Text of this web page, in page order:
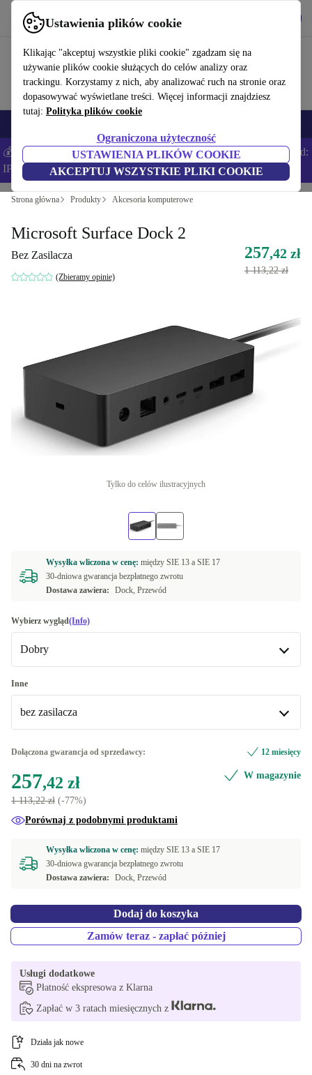
Ustawienia plików cookie
Klikając "akceptuj wszystkie pliki cookie" zgadzam się na
używanie plików cookie służących do celów analizy oraz
trackingu. Korzystamy z nich, aby analizować ruch na stronie oraz
dopasowywać wyświetlane treści. Więcej informacji znajdziesz
tutaj: Polityka plików cookie
Ograniczona użyteczność
USTAWIENIA PLIKÓW COOKIE
AKCEPTUJ WSZYSTKIE PLIKI COOKIE
Korzystaj z refurbed szybko i łatwo
💰Zaoszczędź DODATKOWE 5% na wszystkich iPhone’ach – Kod:
IPHONEDEAL –Regulamin
Strona główna Produkty Akcesoria komputerowe
Microsoft Surface Dock 2
Bez Zasilacza
(Zbieramy opinie)
257,42 zł
1 113,22 zł
Tylko do celów ilustracyjnych
Wysyłka wliczona w cenę: między SIE 13 a SIE 17
30-dniowa gwarancja bezpłatnego zwrotu
Dostawa zawiera:
Dock, Przewód
Wybierz wygląd(Info)
Dobry
Dobry
Doskonały +623,70 zł
Inne
bez zasilacza
z 199W zasilacza +85,96 zł
Dołączona gwarancja od sprzedawcy: 12 miesięcy
257,42 zł
1 113,22 zł (-77%)
W magazynie
Porównaj z podobnymi produktami
Wysyłka wliczona w cenę: między SIE 13 a SIE 17
30-dniowa gwarancja bezpłatnego zwrotu
Dostawa zawiera:
Dock, Przewód
Dodaj do koszyka
Zamów teraz - zapłać później
Usługi dodatkowe
Płatność ekspresowa z Klarna
Zapłać w 3 ratach miesięcznych z
Działa jak nowe
30 dni na zwrot